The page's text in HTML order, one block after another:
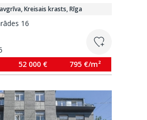
Kreisais krasts, Rīga
16
52 000 € 795 €/m²